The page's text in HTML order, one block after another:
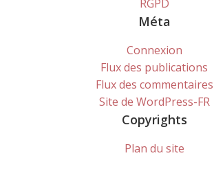
RGPD
Méta
Connexion
Flux des publications
Flux des commentaires
Site de WordPress-FR
Copyrights
Plan du site